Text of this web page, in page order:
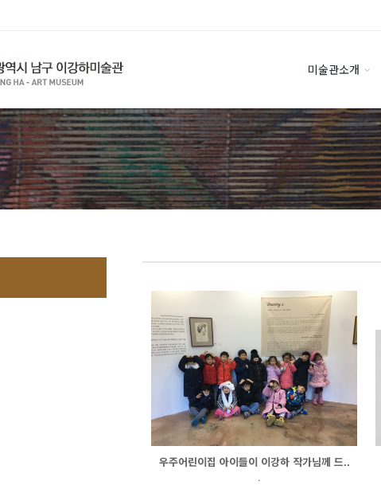
미술관소개
우주어린이집 아이들이 이강하 작가님께 드..
.